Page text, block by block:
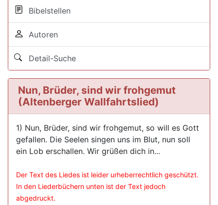
Bibelstellen
Autoren
Detail-Suche
Nun, Brüder, sind wir frohgemut
(Altenberger Wallfahrtslied)
1) Nun, Brüder, sind wir frohgemut, so will es Gott
gefallen. Die Seelen singen uns im Blut, nun soll
ein Lob erschallen. Wir grüßen dich in...
Der Text des Liedes ist leider urheberrechtlich geschützt.
In den Liederbüchern unten ist der Text jedoch
abgedruckt.